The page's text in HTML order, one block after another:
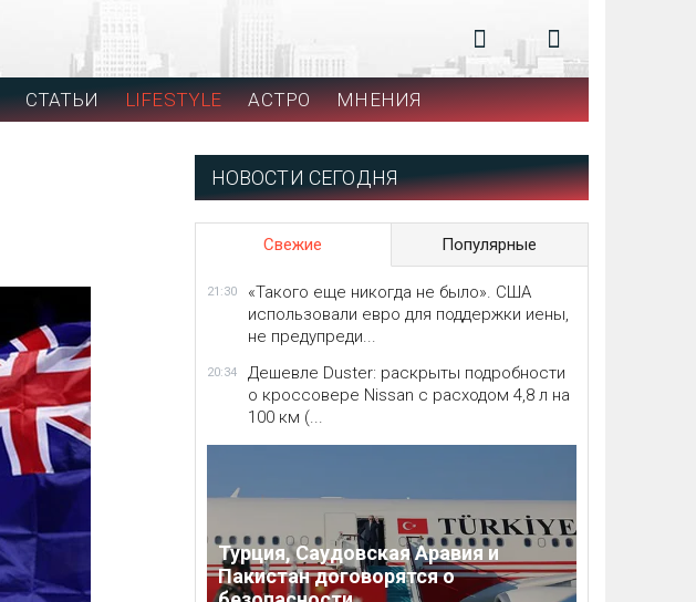
СТАТЬИ LIFESTYLE АСТРО МНЕНИЯ
НОВОСТИ СЕГОДНЯ
Свежие Популярные
21:30
«Такого еще никогда не было». США
использовали евро для поддержки иены,
не предупреди...
20:34
Дешевле Duster: раскрыты подробности
о кроссовере Nissan с расходом 4,8 л на
100 км (...
Турция, Саудовская Аравия и
Пакистан договорятся о